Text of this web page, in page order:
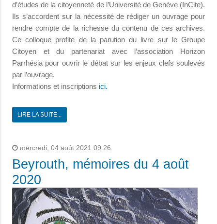
d’études de la citoyenneté de l’Université de Genève (InCite).
Ils s’accordent sur la nécessité de rédiger un ouvrage pour
rendre compte de la richesse du contenu de ces archives.
Ce colloque profite de la parution du livre sur le Groupe
Citoyen et du partenariat avec l’association Horizon
Parrhésia pour ouvrir le débat sur les enjeux clefs soulevés
par l’ouvrage.
Informations et inscriptions ici.
LIRE LA SUITE...
mercredi, 04 août 2021 09:26
Beyrouth, mémoires du 4 août
2020